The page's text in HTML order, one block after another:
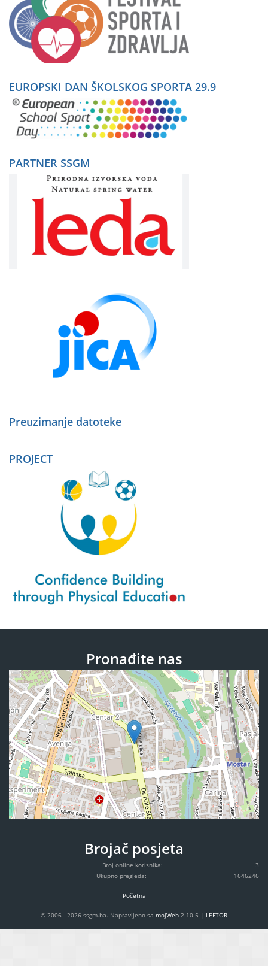
EUROPSKI DAN ŠKOLSKOG SPORTA 29.9
PARTNER SSGM
Preuzimanje datoteke
PROJECT
Pronađite nas
Brojač posjeta
Broj online korisnika:
3
Ukupno pregleda:
1646246
Početna
© 2006 - 2026 ssgm.ba. Napravljeno sa mojWeb 2.10.5 | LEFTOR